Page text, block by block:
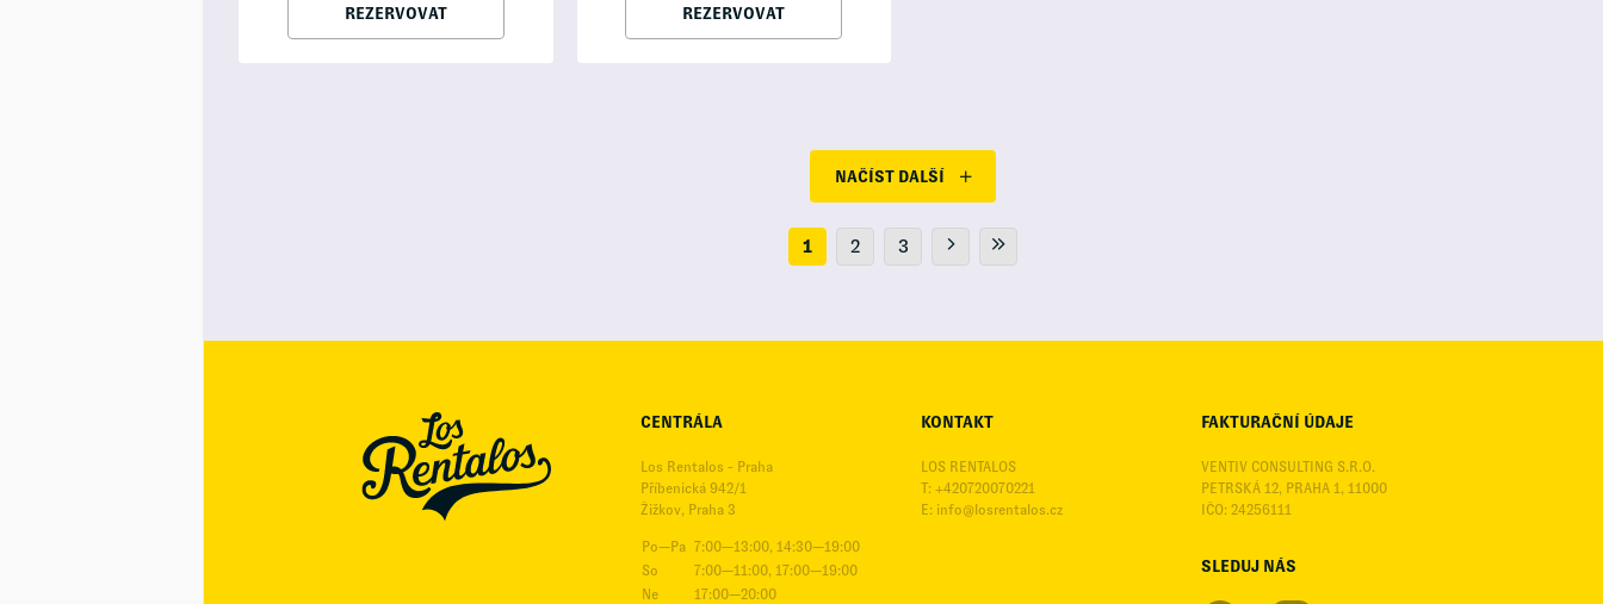
REZERVOVAT REZERVOVAT
NAČÍST DALŠÍ
1 2 3
CENTRÁLA
Los Rentalos - Praha
Příbenická 942/1
Žižkov, Praha 3
Po—Pa 7:00—13:00, 14:30—19:00
So
7:00—11:00, 17:00—19:00
Ne
17:00—20:00
KONTAKT
LOS RENTALOS
T: +420720070221
E: info@losrentalos.cz
FAKTURAČNÍ ÚDAJE
VENTIV CONSULTING S.R.O.
PETRSKÁ 12, PRAHA 1, 11000
IČO: 24256111
SLEDUJ NÁS